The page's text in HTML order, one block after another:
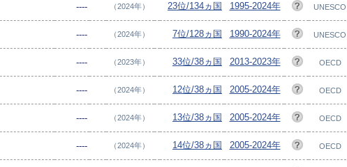
---- （2024年） 23位/134ヵ国 1995-2024年 UNESCO
---- （2024年） 7位/128ヵ国 1990-2024年 UNESCO
---- （2023年） 33位/38ヵ国 2013-2023年 OECD
---- （2024年） 12位/38ヵ国 2005-2024年 OECD
---- （2024年） 13位/38ヵ国 2005-2024年 OECD
---- （2024年） 14位/38ヵ国 2005-2024年 OECD